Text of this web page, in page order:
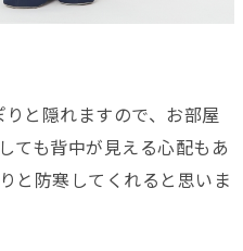
と隠れますので、お部屋
ても背中が見える心配もあ
と防寒してくれると思いま